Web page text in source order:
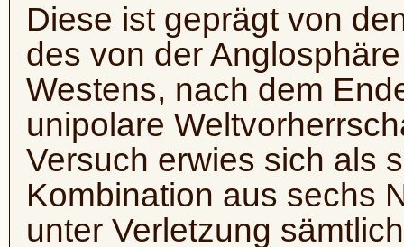
Diese ist geprägt von
des von der
Westens, nach dem
unipolare
Versuch erwies sich als
Kombination aus sechs
unter Verletzung